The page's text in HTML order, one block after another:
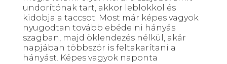
undorítónak tart, akkor leblokkol és
kidobja a taccsot. Most már képes vagyok
nyugodtan tovább ebédelni hányás
szagban, majd öklendezés nélkül, akár
napjában többször is feltakarítani a
hányást. Képes vagyok naponta